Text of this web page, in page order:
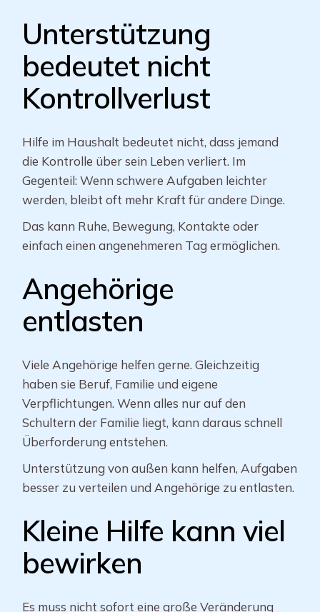
Unterstützung
bedeutet nicht
Kontrollverlust
Hilfe im Haushalt bedeutet nicht, dass jemand
die Kontrolle über sein Leben verliert. Im
Gegenteil: Wenn schwere Aufgaben leichter
werden, bleibt oft mehr Kraft für andere Dinge.
Das kann Ruhe, Bewegung, Kontakte oder
einfach einen angenehmeren Tag ermöglichen.
Angehörige
entlasten
Viele Angehörige helfen gerne. Gleichzeitig
haben sie Beruf, Familie und eigene
Verpflichtungen. Wenn alles nur auf den
Schultern der Familie liegt, kann daraus schnell
Überforderung entstehen.
Unterstützung von außen kann helfen, Aufgaben
besser zu verteilen und Angehörige zu entlasten.
Kleine Hilfe kann viel
bewirken
Es muss nicht sofort eine große Veränderung